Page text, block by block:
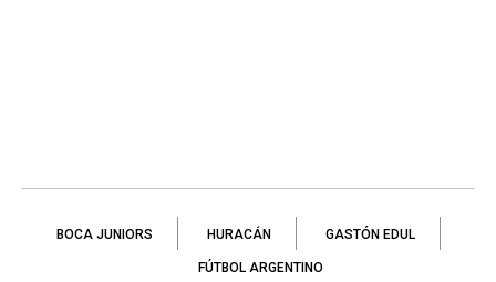
BOCA JUNIORS HURACÁN GASTÓN EDUL
FÚTBOL ARGENTINO